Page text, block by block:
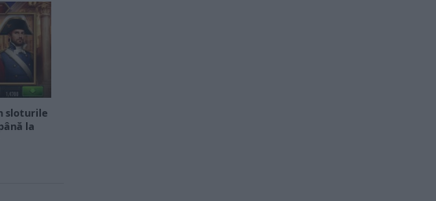
sloturile
la